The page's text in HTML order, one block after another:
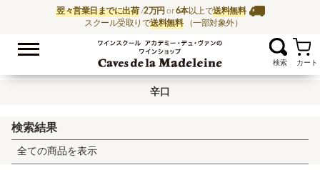
翌々営業日までに出荷/2万円 or6本以上で送料無料
スクール受取りで送料無料 （一部対象外）
ワイン通販ならワイ
お気に入
辛口
検索結果
全ての商品を表示